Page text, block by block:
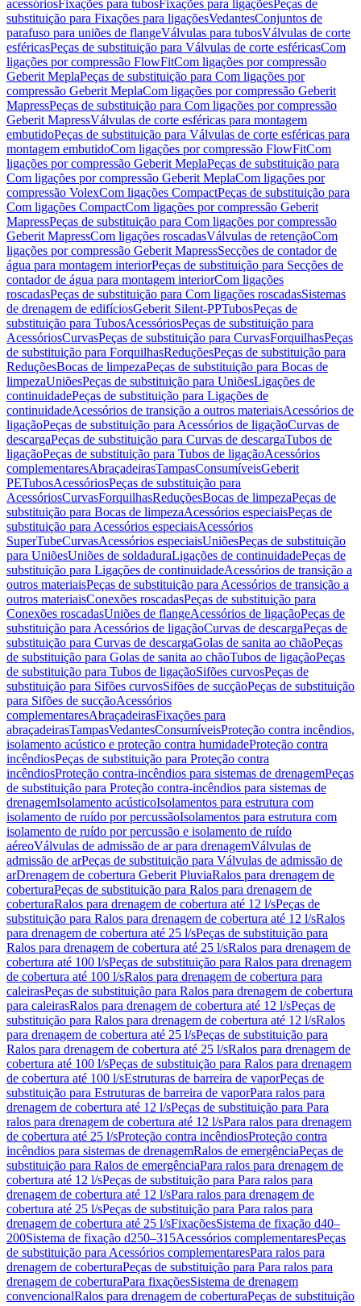
acessóriosFixações para tubosFixações para ligaçõesPeças de
substituição para Fixações para ligaçõesVedantesConjuntos de
parafuso para uniões de flangeVálvulas para tubosVálvulas de corte
esféricasPeças de substituição para Válvulas de corte esféricasCom
ligações por compressão FlowFitCom ligações por compressão
Geberit MeplaPeças de substituição para Com ligações por
compressão Geberit MeplaCom ligações por compressão Geberit
MapressPeças de substituição para Com ligações por compressão
Geberit MapressVálvulas de corte esféricas para montagem
embutidoPeças de substituição para Válvulas de corte esféricas para
montagem embutidoCom ligações por compressão FlowFitCom
ligações por compressão Geberit MeplaPeças de substituição para
Com ligações por compressão Geberit MeplaCom ligações por
compressão VolexCom ligações CompactPeças de substituição para
Com ligações CompactCom ligações por compressão Geberit
MapressPeças de substituição para Com ligações por compressão
Geberit MapressCom ligações roscadasVálvulas de retençãoCom
ligações por compressão Geberit MapressSecções de contador de
água para montagem interiorPeças de substituição para Secções de
contador de água para montagem interiorCom ligações
roscadasPeças de substituição para Com ligações roscadasSistemas
de drenagem de edifíciosGeberit Silent-PPTubosPeças de
substituição para TubosAcessóriosPeças de substituição para
AcessóriosCurvasPeças de substituição para CurvasForquilhasPeças
de substituição para ForquilhasReduçõesPeças de substituição para
ReduçõesBocas de limpezaPeças de substituição para Bocas de
limpezaUniõesPeças de substituição para UniõesLigações de
continuidadePeças de substituição para Ligações de
continuidadeAcessórios de transição a outros materiaisAcessórios de
ligaçãoPeças de substituição para Acessórios de ligaçãoCurvas de
descargaPeças de substituição para Curvas de descargaTubos de
ligaçãoPeças de substituição para Tubos de ligaçãoAcessórios
complementaresAbraçadeirasTampasConsumíveisGeberit
PETubosAcessóriosPeças de substituição para
AcessóriosCurvasForquilhasReduçõesBocas de limpezaPeças de
substituição para Bocas de limpezaAcessórios especiaisPeças de
substituição para Acessórios especiaisAcessórios
SuperTubeCurvasAcessórios especiaisUniõesPeças de substituição
para UniõesUniões de soldaduraLigações de continuidadePeças de
substituição para Ligações de continuidadeAcessórios de transição a
outros materiaisPeças de substituição para Acessórios de transição a
outros materiaisConexões roscadasPeças de substituição para
Conexões roscadasUniões de flangeAcessórios de ligaçãoPeças de
substituição para Acessórios de ligaçãoCurvas de descargaPeças de
substituição para Curvas de descargaGolas de sanita ao chãoPeças
de substituição para Golas de sanita ao chãoTubos de ligaçãoPeças
de substituição para Tubos de ligaçãoSifões curvosPeças de
substituição para Sifões curvosSifões de sucçãoPeças de substituição
para Sifões de sucçãoAcessórios
complementaresAbraçadeirasFixações para
abraçadeirasTampasVedantesConsumíveisProteção contra incêndios,
isolamento acústico e proteção contra humidadeProteção contra
incêndiosPeças de substituição para Proteção contra
incêndiosProteção contra-incêndios para sistemas de drenagemPeças
de substituição para Proteção contra-incêndios para sistemas de
drenagemIsolamento acústicoIsolamentos para estrutura com
isolamento de ruído por percussãoIsolamentos para estrutura com
isolamento de ruído por percussão e isolamento de ruído
aéreoVálvulas de admissão de ar para drenagemVálvulas de
admissão de arPeças de substituição para Válvulas de admissão de
arDrenagem de cobertura Geberit PluviaRalos para drenagem de
coberturaPeças de substituição para Ralos para drenagem de
coberturaRalos para drenagem de cobertura até 12 l/sPeças de
substituição para Ralos para drenagem de cobertura até 12 l/sRalos
para drenagem de cobertura até 25 l/sPeças de substituição para
Ralos para drenagem de cobertura até 25 l/sRalos para drenagem de
cobertura até 100 l/sPeças de substituição para Ralos para drenagem
de cobertura até 100 l/sRalos para drenagem de cobertura para
caleirasPeças de substituição para Ralos para drenagem de cobertura
para caleirasRalos para drenagem de cobertura até 12 l/sPeças de
substituição para Ralos para drenagem de cobertura até 12 l/sRalos
para drenagem de cobertura até 25 l/sPeças de substituição para
Ralos para drenagem de cobertura até 25 l/sRalos para drenagem de
cobertura até 100 l/sPeças de substituição para Ralos para drenagem
de cobertura até 100 l/sEstruturas de barreira de vaporPeças de
substituição para Estruturas de barreira de vaporPara ralos para
drenagem de cobertura até 12 l/sPeças de substituição para Para
ralos para drenagem de cobertura até 12 l/sPara ralos para drenagem
de cobertura até 25 l/sProteção contra incêndiosProteção contra
incêndios para sistemas de drenagemRalos de emergênciaPeças de
substituição para Ralos de emergênciaPara ralos para drenagem de
cobertura até 12 l/sPeças de substituição para Para ralos para
drenagem de cobertura até 12 l/sPara ralos para drenagem de
cobertura até 25 l/sPeças de substituição para Para ralos para
drenagem de cobertura até 25 l/sFixaçõesSistema de fixação d40–
200Sistema de fixação d250–315Acessórios complementaresPeças
de substituição para Acessórios complementaresPara ralos para
drenagem de coberturaPeças de substituição para Para ralos para
drenagem de coberturaPara fixaçõesSistema de drenagem
convencionalRalos para drenagem de coberturaPeças de substituição